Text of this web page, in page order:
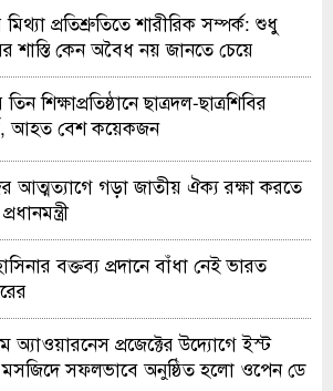
মিথ্যা প্রতিশ্রুতিতে শারীরিক সম্পর্ক: শুধু
শাস্তি কেন অবৈধ নয় জানতে চেয়ে
রুল
শিক্ষাপ্রতিষ্ঠানে ছাত্রদল-ছাত্রশিবির
আহত বেশ কয়েকজন
আত্মত্যাগে গড়া জাতীয় ঐক্য রক্ষা করতে
বক্তব্য প্রদানে বাঁধা নেই ভারত
অ্যাওয়ারনেস প্রজেক্টের উদ্যোগে ইস্ট
সফলভাবে অনুষ্ঠিত হলো ওপেন ডে